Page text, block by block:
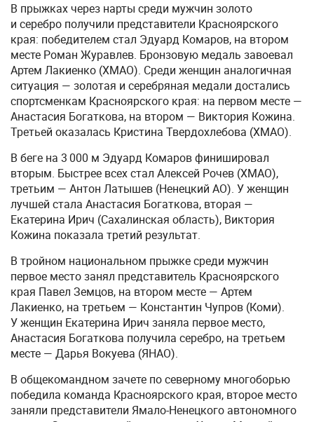
В прыжках через нарты среди мужчин золото
и серебро получили представители Красноярского
края: победителем стал Эдуард Комаров, на втором
месте Роман Журавлев. Бронзовую медаль завоевал
Артем Лакиенко (ХМАО). Среди женщин аналогичная
ситуация — золотая и серебряная медали достались
спортсменкам Красноярского края: на первом месте —
Анастасия Богаткова, на втором — Виктория Кожина.
Третьей оказалась Кристина Твердохлебова (ХМАО).
В беге на 3 000 м Эдуард Комаров финишировал
вторым. Быстрее всех стал Алексей Рочев (ХМАО),
третьим — Антон Латышев (Ненецкий АО). У женщин
лучшей стала Анастасия Богаткова, вторая —
Екатерина Ирич (Сахалинская область), Виктория
Кожина показала третий результат.
В тройном национальном прыжке среди мужчин
первое место занял представитель Красноярского
края Павел Земцов, на втором месте — Артем
Лакиенко, на третьем — Константин Чупров (Коми).
У женщин Екатерина Ирич заняла первое место,
Анастасия Богаткова получила серебро, на третьем
месте — Дарья Вокуева (ЯНАО).
В общекомандном зачете по северному многоборью
победила команда Красноярского края, второе место
заняли представители Ямало-Ненецкого автономного